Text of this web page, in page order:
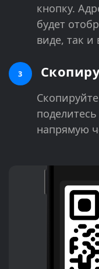
кнопку.
будет
виде, так и
3
напрямую